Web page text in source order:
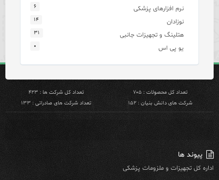
نرم افزارهای پزشکی ۶
نوزادان ۱۴
هتلینگ و تجهیزات جانبی ۳۱
یو پی اس ۰
تعداد کل محصولات : ۷۰۵
تعداد کل شرکت ها : ۴۲۳
شرکت های دانش بنیان : ۱۵۲
تعداد شرکت های صادراتی : ۱۳۳
پیوند ها
اداره کل تجهیزات و ملزومات پزشکی